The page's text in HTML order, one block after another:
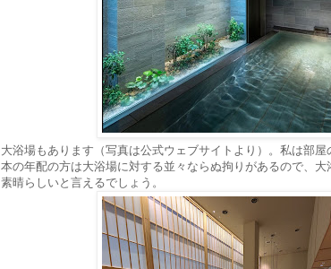
大浴場もあります（写真は公式ウェブサイトより）。私は部屋
本の年配の方は大浴場に対する並々ならぬ拘りがあるので、
素晴らしいと言えるでしょう。